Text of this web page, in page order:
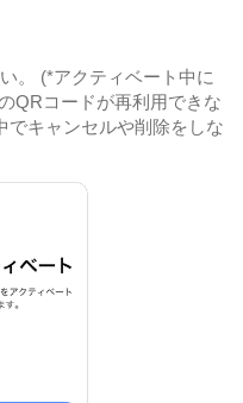
。 (*アクティベート中に
QRコードが再利用できな
でキャンセルや削除をしな